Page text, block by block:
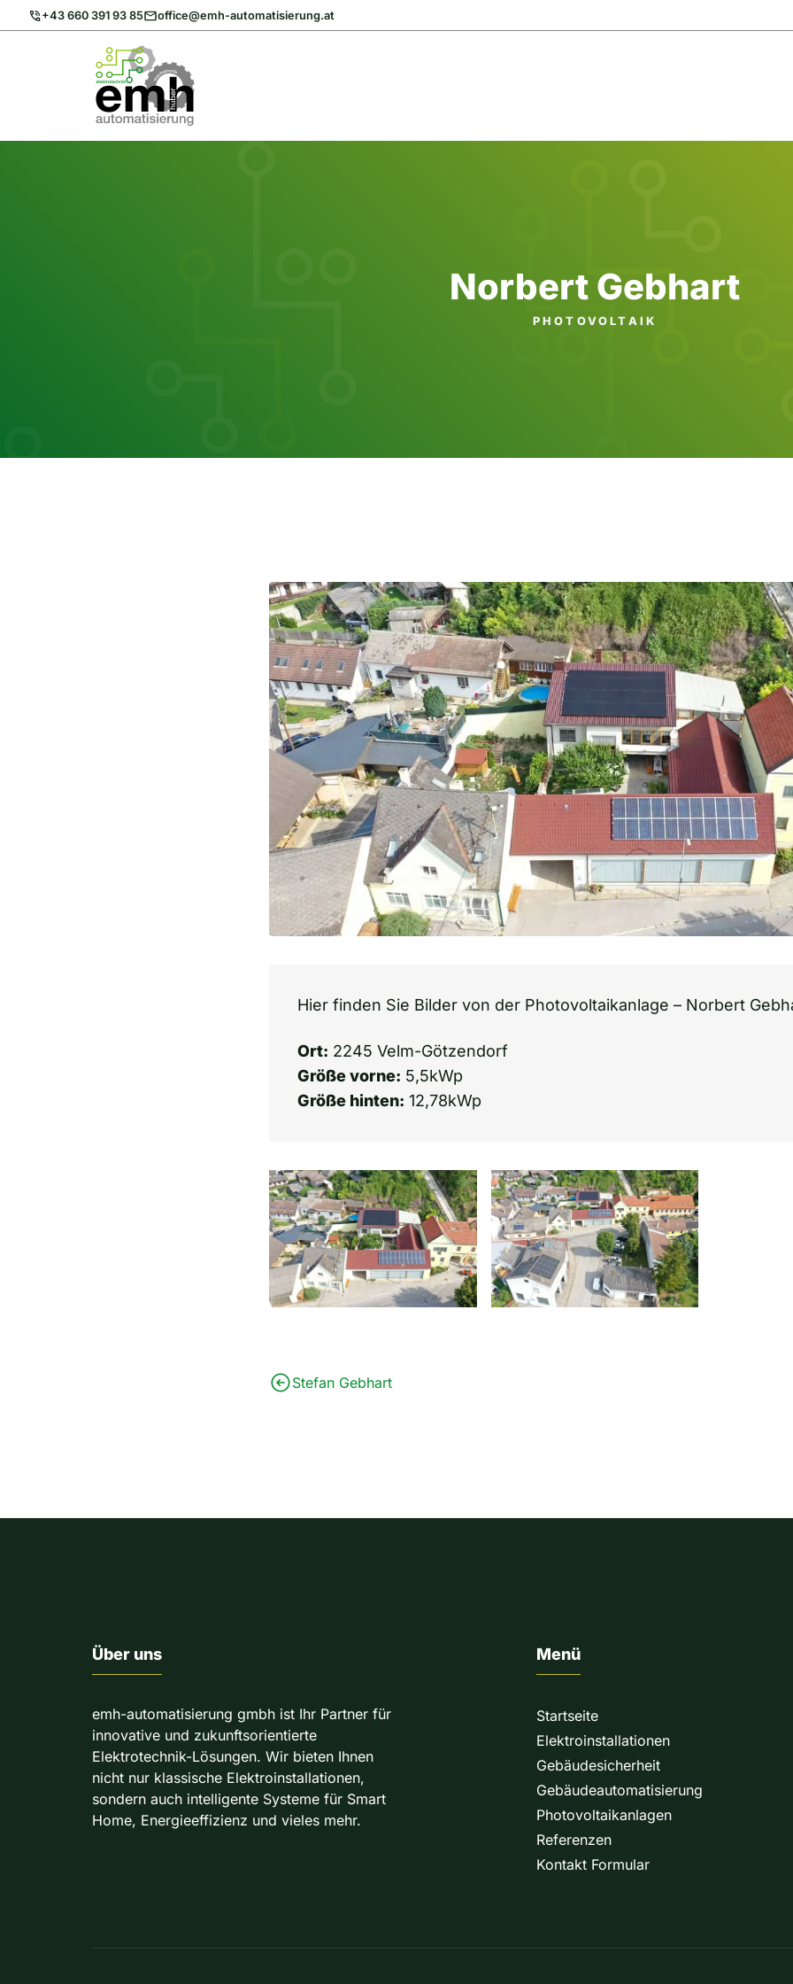
Zum
Inhalt
+43 660 391 93 85 office@emh-automatisierung.at
Norbert Gebhart
PHOTO­VOLTAIK
Hier finden Sie Bilder von der Photovoltaikanlage – Norbert
Ort: 2245 Velm-Götzendorf
Größe vorne: 5,5kWp
Größe hinten: 12,78kWp
Stefan Gebhart
Über uns
emh-automatisierung gmbh ist Ihr Partner für
innovative und zukunftsorientierte
Elektrotechnik-Lösungen. Wir bieten Ihnen
nicht nur klassische Elektroinstallationen,
sondern auch intelligente Systeme für Smart
Home, Energieeffizienz und vieles mehr.
Menü
Startseite
Elektroinstallationen
Gebäudesicherheit
Gebäudeautomatisierung
Photovoltaikanlagen
Referenzen
Kontakt Formular